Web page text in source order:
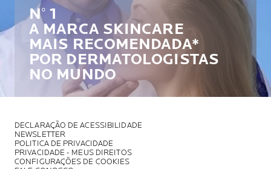
N° 1
A MARCA SKINCARE
MAIS RECOMENDADA*
POR DERMATOLOGISTAS
NO MUNDO
DECLARAÇÃO DE ACESSIBILIDADE
NEWSLETTER
POLITICA DE PRIVACIDADE
PRIVACIDADE - MEUS DIREITOS
CONFIGURAÇÕES DE COOKIES